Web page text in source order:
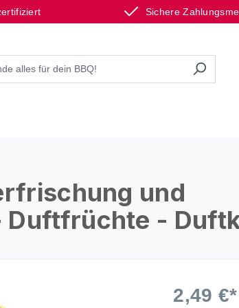
Sichere
und
Duftfrüchte -
2,49 €*